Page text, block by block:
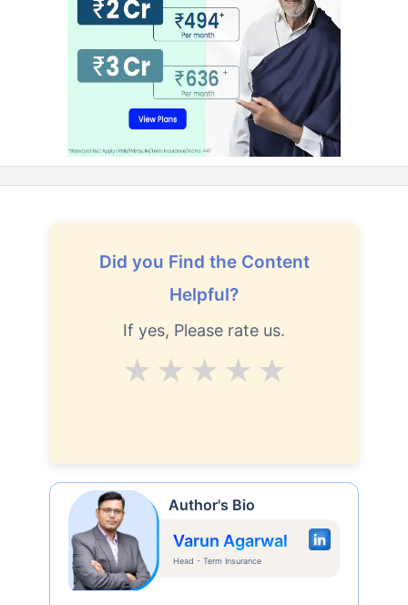
Did you Find the Content
Helpful?
If yes, Please rate us.
Excellent
V.Good
Good
Average
Author's Bio
Varun Agarwal
Head - Term Insurance